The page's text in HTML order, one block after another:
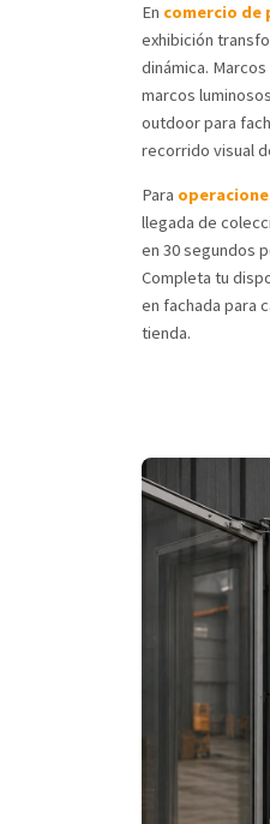
En comercio de
exhibición
dinámica.
marcos
outdoor para
recorrido visual
Para
llegada de
en 30 segundos
Completa tu
en fachada para
tienda.